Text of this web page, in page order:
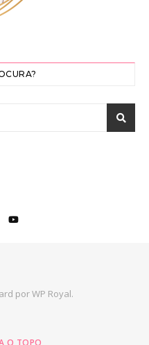
porWP Royal.
O TOPO